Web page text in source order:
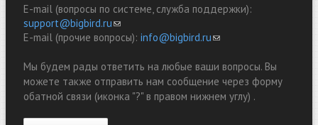
E-mail (вопросы по системе, служба поддержки):
support@bigbird.ru(link sends e-mail)
E-mail (прочие вопросы): info@bigbird.ru(link sends e-mail)
Мы будем рады ответить на любые ваши вопросы. Вы
можете также отправить нам сообщение через форму
обатной связи (иконка "?" в правом нижнем углу) .